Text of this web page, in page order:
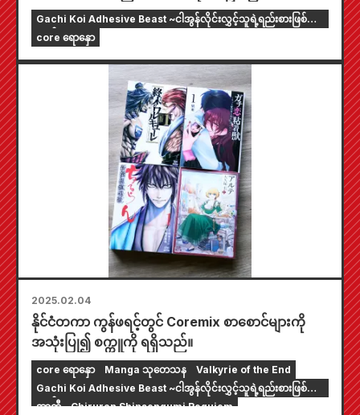
Records Abeno Hoop စတိုးတွင်ကျင်းပသည့် နယ်
လှည့်ပြပွဲတစ်ခုအနေဖြင့် အိုဆာကာသို့ ရောက်ရှိလာမည်
ဖြစ်သည်။
Gachi Koi Adhesive Beast ~ငါအွန်လိုင်းလွှင့်သူရဲ့ရည်းစားဖြစ်ချင်
တယ်~
core ရောနှော
2025.02.04
နိုင်ငံတကာ ကွန်ဖရင့်တွင် Coremix စာစောင်များကို
အသုံးပြု၍ စက္ကူကို ရရှိသည်။
core ရောနှော Manga သုတေသန
Valkyrie of the End
Gachi Koi Adhesive Beast ~ငါအွန်လိုင်းလွှင့်သူရဲ့ရည်းစားဖြစ်ချင်
တယ်~
အာတီ Chiruran Shinsengumi Requiem